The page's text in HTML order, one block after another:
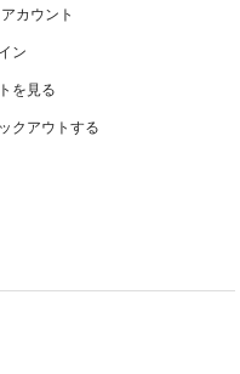
カウント
ン
を見る
クアウトする